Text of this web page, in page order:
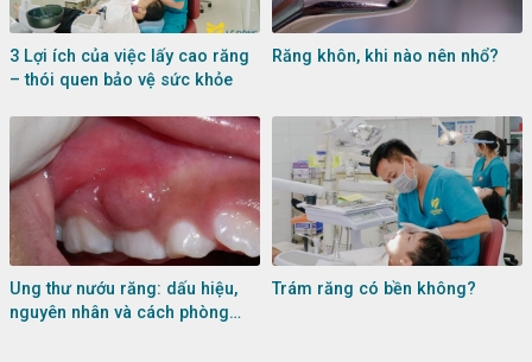
3 Lợi ích của việc lấy cao răng
– thói quen bảo vệ sức khỏe
Răng khôn, khi nào nên nhổ?
Ung thư nướu răng: dấu hiệu,
nguyên nhân và cách phòng
Trám răng có bền không?